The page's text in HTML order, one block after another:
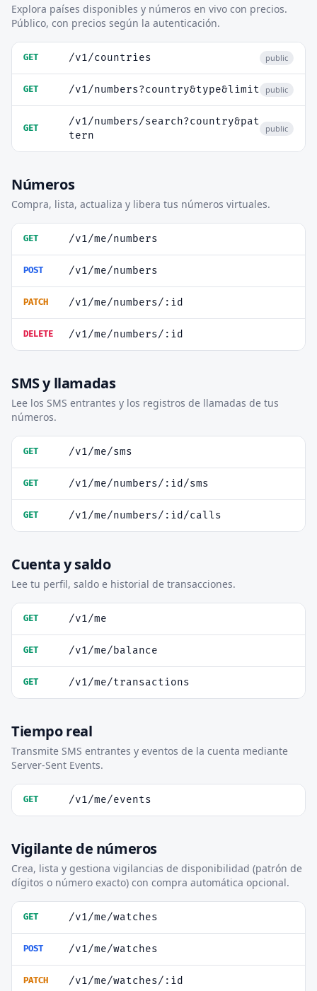
Explora países disponibles y números en vivo con precios.
Público, con precios según la autenticación.
GET /v1/countries public
GET /v1/numbers?country&type&limit public
GET
/v1/numbers/search?country&pat
tern
public
Números
Compra, lista, actualiza y libera tus números virtuales.
GET /v1/me/numbers
POST /v1/me/numbers
PATCH /v1/me/numbers/:id
DELETE /v1/me/numbers/:id
SMS y llamadas
Lee los SMS entrantes y los registros de llamadas de tus
números.
GET /v1/me/sms
GET /v1/me/numbers/:id/sms
GET /v1/me/numbers/:id/calls
Cuenta y saldo
Lee tu perfil, saldo e historial de transacciones.
GET /v1/me
GET /v1/me/balance
GET /v1/me/transactions
Tiempo real
Transmite SMS entrantes y eventos de la cuenta mediante
Server-Sent Events.
GET /v1/me/events
Vigilante de números
Crea, lista y gestiona vigilancias de disponibilidad (patrón de
dígitos o número exacto) con compra automática opcional.
GET /v1/me/watches
POST /v1/me/watches
PATCH /v1/me/watches/:id